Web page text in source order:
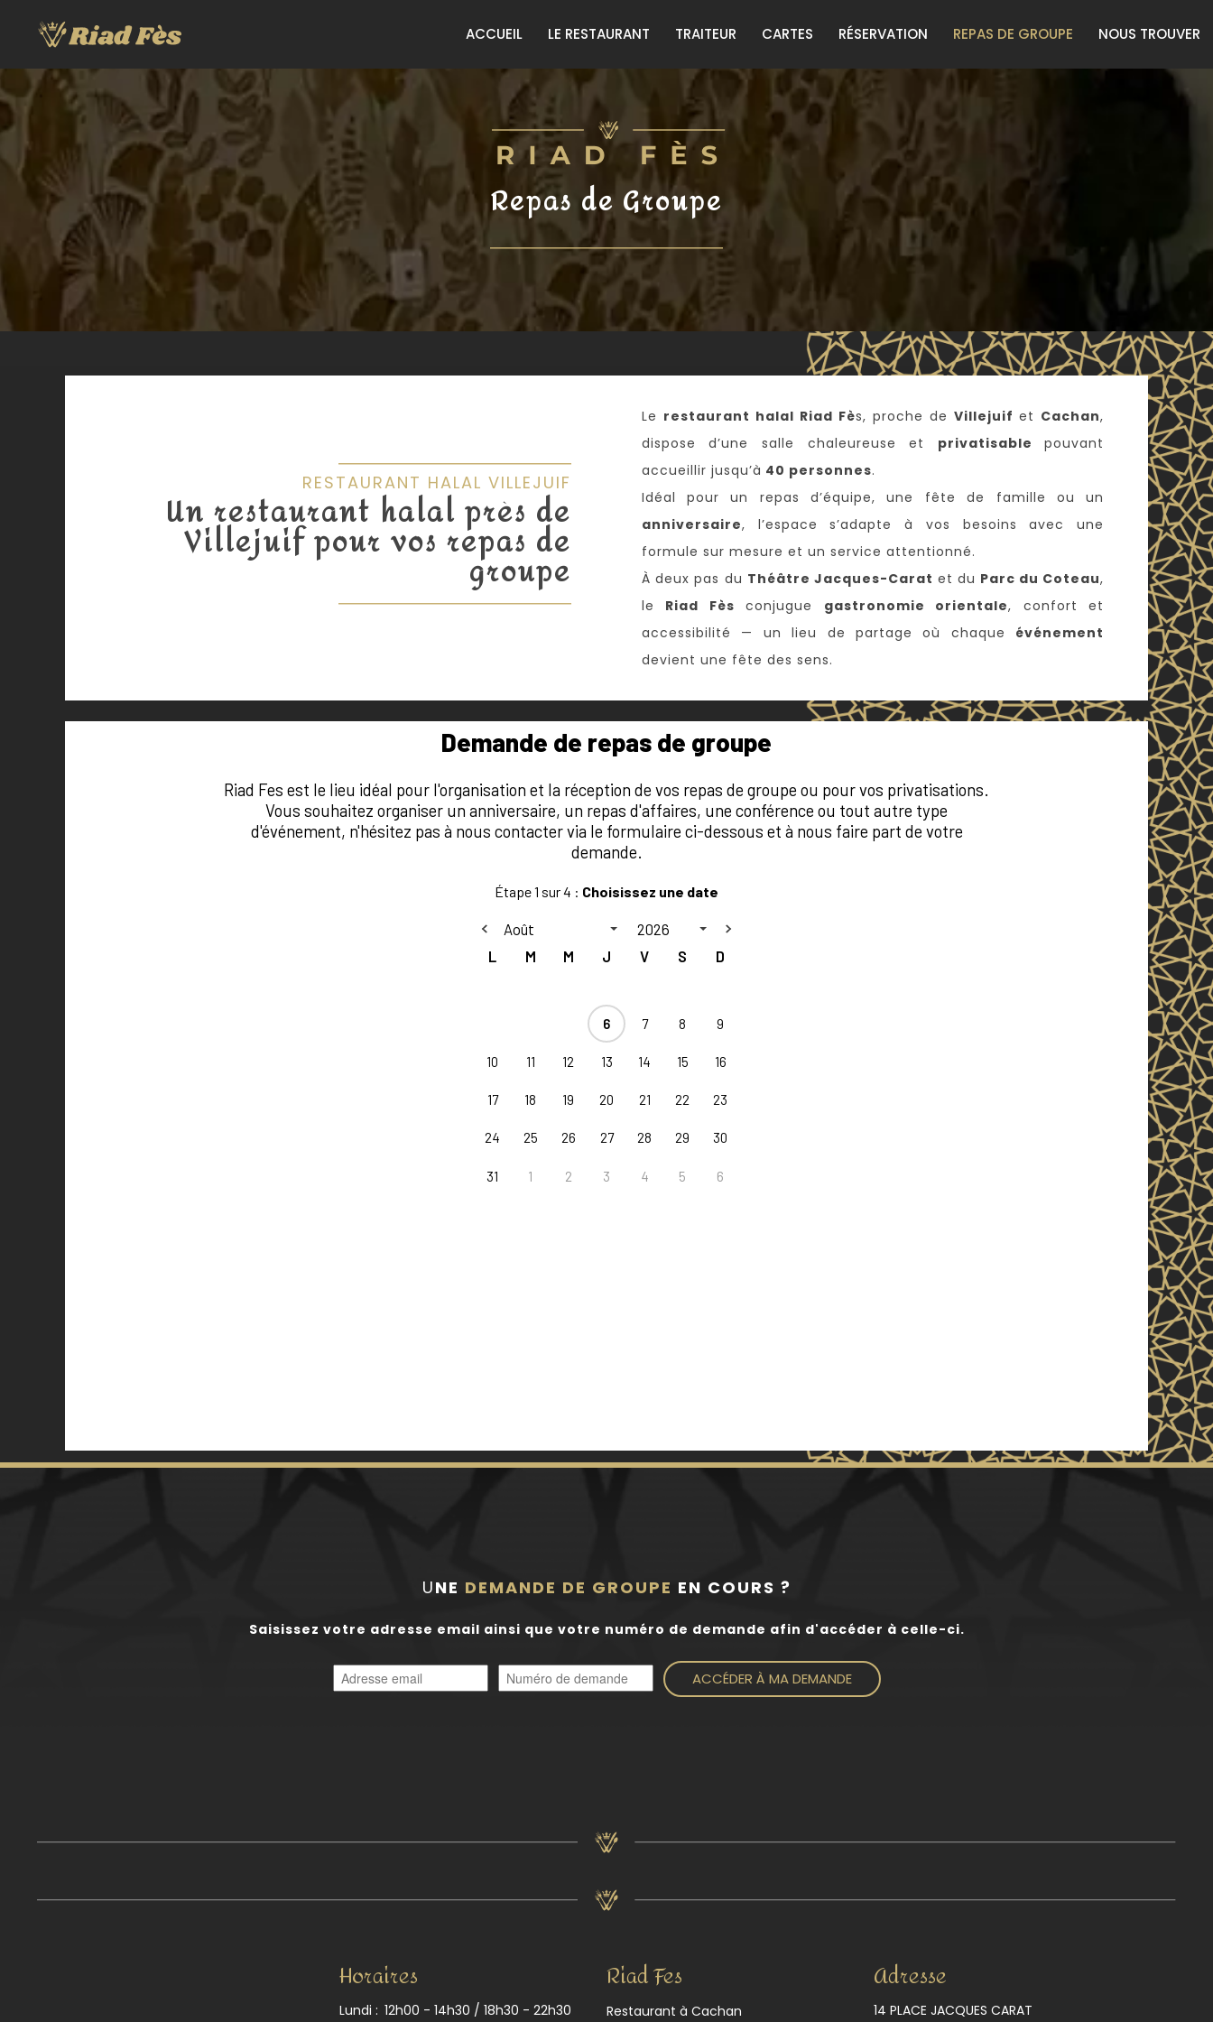
ACCUEIL LE RESTAURANT TRAITEUR CARTES RÉSERVATION REPAS DE GROUPE NOUS TROUVER
Repas de Groupe
RESTAURANT HALAL VILLEJUIF
Un restaurant halal près de
Villejuif pour vos repas de
groupe
Le restaurant halal Riad Fès, proche deVillejuifet Cachan,
dispose d’une salle chaleureuse et privatisablepouvant
accueillir jusqu’à 40 personnes.
Idéal pour un repas d’équipe, une fête de famille ou un
anniversaire, l’espace s’adapte à vos besoins avec une
formule sur mesure et un service attentionné.
À deux pas du Théâtre Jacques-Carat et du Parc du Coteau,
le Riad Fès conjugue gastronomie orientale, confort et
accessibilité — un lieu de partage où chaque événement
devient une fête des sens.
UNE DEMANDE DE GROUPE EN COURS ?
Saisissez votre adresse email ainsi que votre numéro de demande afin d'accéder à celle-ci.
ACCÉDER À MA DEMANDE
Horaires
Lundi : 12h00 - 14h30 / 18h30 - 22h30
Riad Fes
Restaurant à Cachan
Adresse
14 PLACE JACQUES CARAT